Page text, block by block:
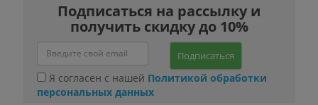
Подписаться на рассылку и
получить скидку до 10%
Подписаться
Я согласен с нашей Политикой обработки
персональных данных